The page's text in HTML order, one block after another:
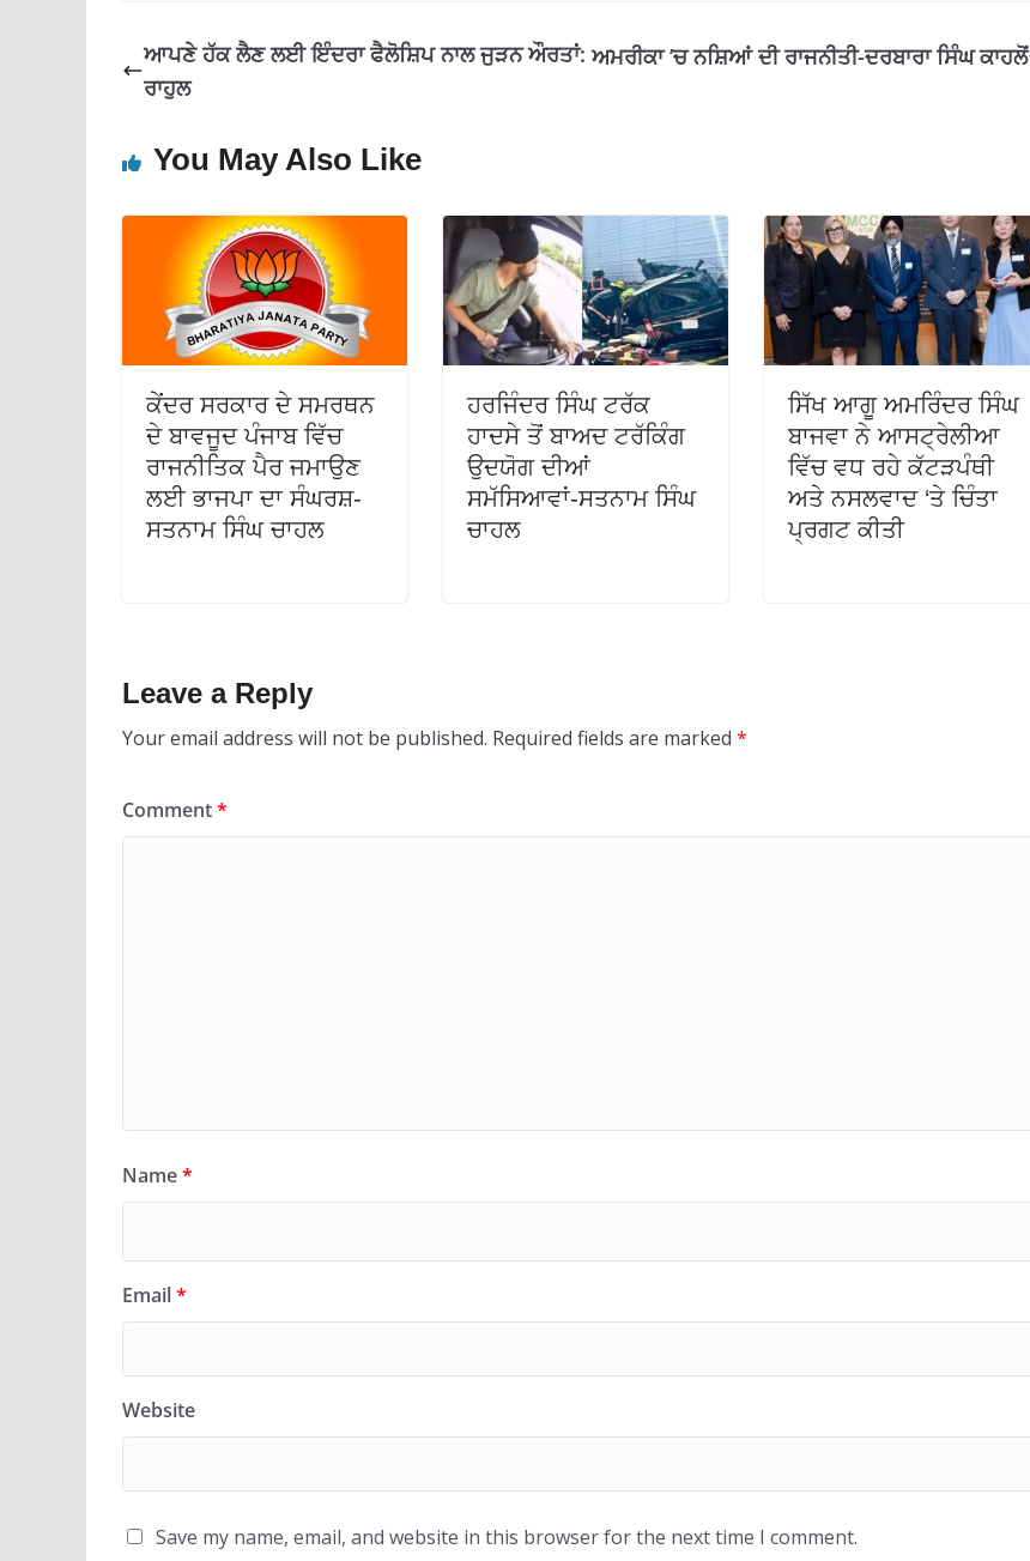
k p
ਆਪਣੇ ਹੱਕ ਲੈਣ ਲਈ ਇੰਦਰਾ ਫੈਲੋਸ਼ਿਪ ਨਾਲ ਜੁੜਨ ਔਰਤਾਂ:
ਰਾਹੁਲ
ਅਮਰੀਕਾ ’ਚ ਨਸ਼ਿਆਂ ਦੀ ਰਾਜਨੀਤੀ-ਦਰਬਾਰਾ ਸਿੰਘ ਕਾਹਲੋਂ
You May Also Like
ਕੇਂਦਰ ਸਰਕਾਰ ਦੇ ਸਮਰਥਨ
ਦੇ ਬਾਵਜੂਦ ਪੰਜਾਬ ਵਿੱਚ
ਰਾਜਨੀਤਿਕ ਪੈਰ ਜਮਾਉਣ
ਲਈ ਭਾਜਪਾ ਦਾ ਸੰਘਰਸ਼-
ਸਤਨਾਮ ਸਿੰਘ ਚਾਹਲ
ਹਰਜਿੰਦਰ ਸਿੰਘ ਟਰੱਕ
ਹਾਦਸੇ ਤੋਂ ਬਾਅਦ ਟਰੱਕਿੰਗ
ਉਦਯੋਗ ਦੀਆਂ
ਸਮੱਸਿਆਵਾਂ-ਸਤਨਾਮ ਸਿੰਘ
ਚਾਹਲ
ਸਿੱਖ ਆਗੂ ਅਮਰਿੰਦਰ ਸਿੰਘ
ਬਾਜਵਾ ਨੇ ਆਸਟ੍ਰੇਲੀਆ
ਵਿੱਚ ਵਧ ਰਹੇ ਕੱਟੜਪੰਥੀ
ਅਤੇ ਨਸਲਵਾਦ ‘ਤੇ ਚਿੰਤਾ
ਪ੍ਰਗਟ ਕੀਤੀ
Leave a Reply
Your email address will not be published. Required fields are marked *
Comment*
Name*
Email*
Website
Save my name, email, and website in this browser for the next time I comment.